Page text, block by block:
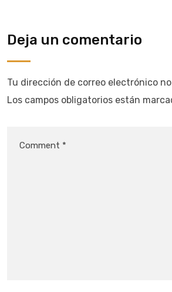
Deja un comentario
Tu dirección de correo electrónico
Los campos obligatorios están